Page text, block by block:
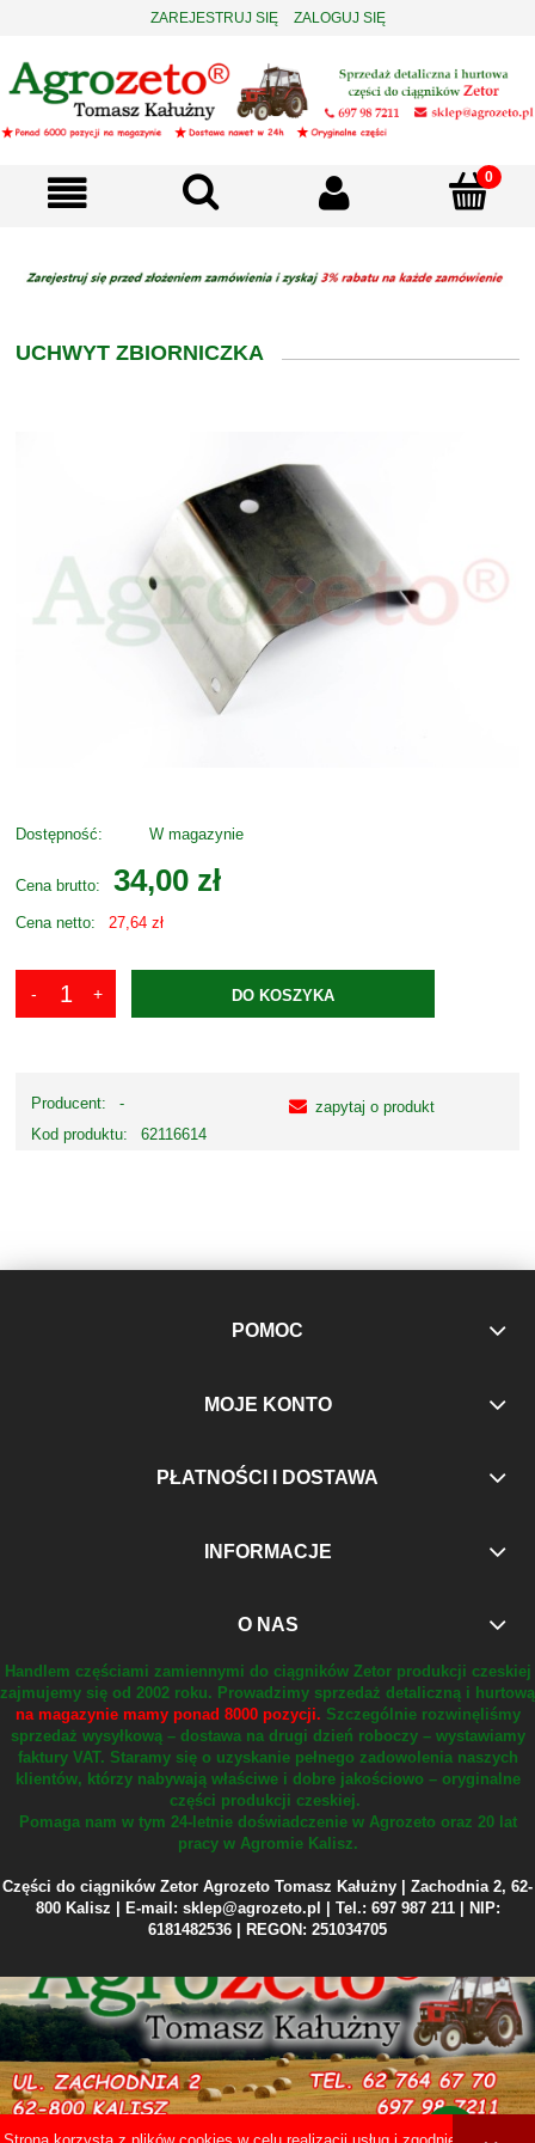
ZAREJESTRUJ SIĘ ZALOGUJ SIĘ
UCHWYT ZBIORNICZKA
Dostępność: W magazynie
Cena brutto: 34,00 zł
Cena netto: 27,64 zł
DO KOSZYKA
Producent:
-
Kod produktu:
62116614
zapytaj o produkt
POMOC
MOJE KONTO
PŁATNOŚCI I DOSTAWA
INFORMACJE
O NAS
Handlem częściami zamiennymi do ciągników Zetor produkcji czeskiej
zajmujemy się od 2002 roku. Prowadzimy sprzedaż detaliczną i hurtową
na magazynie mamy ponad 8000 pozycji. Szczególnie rozwinęliśmy
sprzedaż wysyłkową – dostawa na drugi dzień roboczy – wystawiamy
faktury VAT. Staramy się o uzyskanie pełnego zadowolenia naszych
klientów, którzy nabywają właściwe i dobre jakościowo – oryginalne
części produkcji czeskiej.
Pomaga nam w tym 24-letnie doświadczenie w Agrozeto oraz 20 lat
pracy w Agromie Kalisz.
Części do ciągników Zetor Agrozeto Tomasz Kałużny | Zachodnia 2, 62-
800 Kalisz | E-mail: sklep@agrozeto.pl | Tel.: 697 987 211 | NIP:
6181482536 | REGON: 251034705